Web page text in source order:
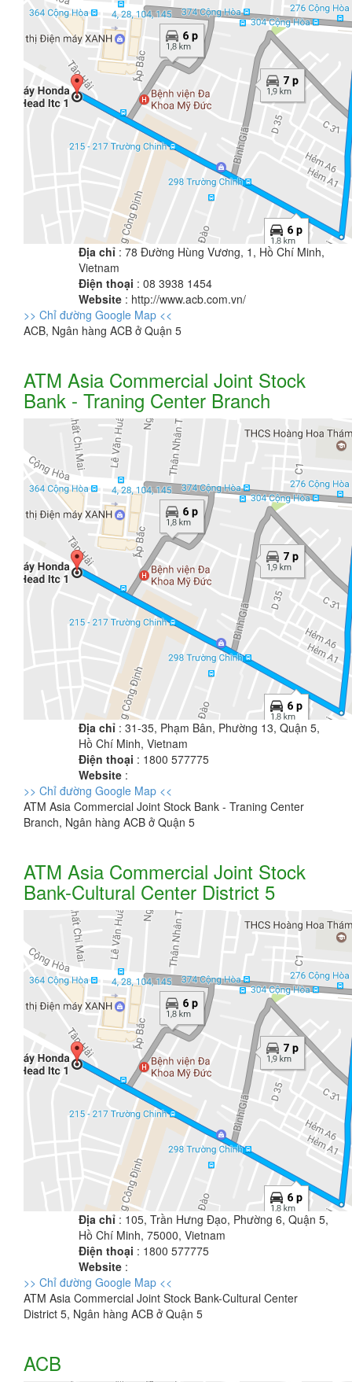
Địa chỉ : 78 Đường Hùng Vương, 1, Hồ Chí Minh,
Vietnam
Điện thoại : 08 3938 1454
Website : http://www.acb.com.vn/
>> Chỉ đường Google Map <<
ACB, Ngân hàng ACB ở Quận 5
ATM Asia Commercial Joint Stock
Bank - Traning Center Branch
Địa chỉ : 31-35, Phạm Bân, Phường 13, Quận 5,
Hồ Chí Minh, Vietnam
Điện thoại : 1800 577775
Website :
>> Chỉ đường Google Map <<
ATM Asia Commercial Joint Stock Bank - Traning Center
Branch, Ngân hàng ACB ở Quận 5
ATM Asia Commercial Joint Stock
Bank-Cultural Center District 5
Địa chỉ : 105, Trần Hưng Đạo, Phường 6, Quận 5,
Hồ Chí Minh, 75000, Vietnam
Điện thoại : 1800 577775
Website :
>> Chỉ đường Google Map <<
ATM Asia Commercial Joint Stock Bank-Cultural Center
District 5, Ngân hàng ACB ở Quận 5
ACB